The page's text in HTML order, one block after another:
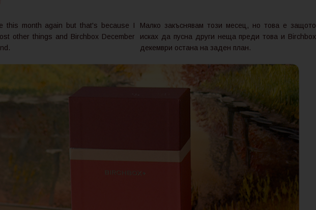
this month again but that's because I
other things and Birchbox December
Малко закъснявам този месец, но това е защото
исках да пусна други неща преди това и Birchbox
декември остана на заден план.